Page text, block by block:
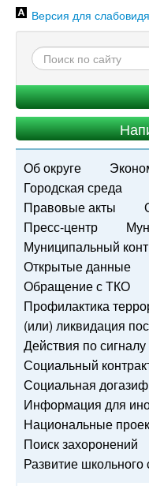
Версия для
Об округе
Городская среда
Правовые акты
Пресс-центр
Муниципальный
Открытые данные
Обращение с ТКО
Профилактика
(или) ликвидация
Действия по
Социальный
Социальная
Информация для
Национальные
Поиск захоронений
Развитие школьного